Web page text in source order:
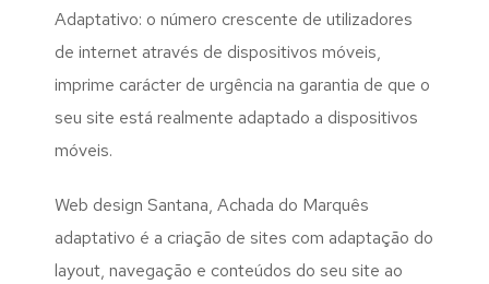
Adaptativo: o número crescente de utilizadores
de internet através de dispositivos móveis,
imprime carácter de urgência na garantia de que o
seu site está realmente adaptado a dispositivos
móveis.
Web design Santana, Achada do Marquês
adaptativo é a criação de sites com adaptação do
layout, navegação e conteúdos do seu site ao